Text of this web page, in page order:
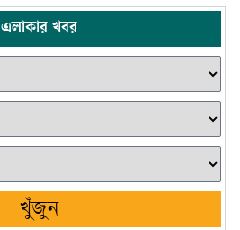
এলাকার খবর
খুঁজুন